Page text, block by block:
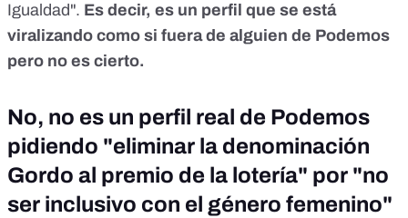
Igualdad". Es decir, es un perfil que se está
viralizando como si fuera de alguien de Podemos
pero no es cierto.
No, no es un perfil real de Podemos
pidiendo "eliminar la denominación
Gordo al premio de la lotería" por "no
ser inclusivo con el género femenino"